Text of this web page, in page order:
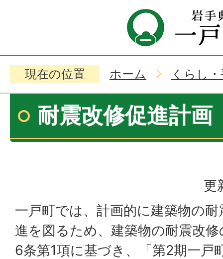
現在の位置 ホーム くらし
耐震改修促進計画
更
一戸町では、計画的に建築物の
進を図るため、建築物の耐震改
6条第1項に基づき、「第2期一戸